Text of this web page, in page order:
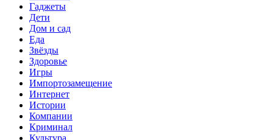
Гаджеты
Дети
Дом и сад
Еда
Звёзды
Здоровье
Игры
Импортозамещение
Интернет
Истории
Компании
Криминал
Культура